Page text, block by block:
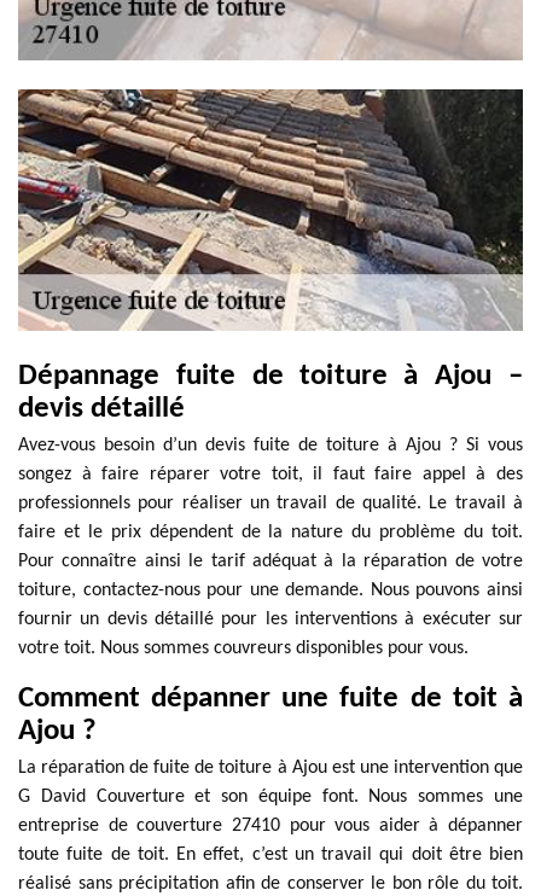
Dépannage fuite de toiture à Ajou –
devis détaillé
Avez-vous besoin d’un devis fuite de toiture à Ajou ? Si vous
songez à faire réparer votre toit, il faut faire appel à des
professionnels pour réaliser un travail de qualité. Le travail à
faire et le prix dépendent de la nature du problème du toit.
Pour connaître ainsi le tarif adéquat à la réparation de votre
toiture, contactez-nous pour une demande. Nous pouvons ainsi
fournir un devis détaillé pour les interventions à exécuter sur
votre toit. Nous sommes couvreurs disponibles pour vous.
Comment dépanner une fuite de toit à
Ajou ?
La réparation de fuite de toiture à Ajou est une intervention que
G David Couverture et son équipe font. Nous sommes une
entreprise de couverture 27410 pour vous aider à dépanner
toute fuite de toit. En effet, c’est un travail qui doit être bien
réalisé sans précipitation afin de conserver le bon rôle du toit.